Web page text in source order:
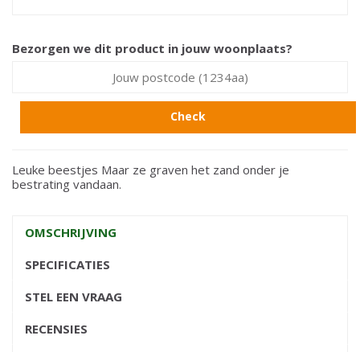
Bezorgen we dit product in jouw woonplaats?
Check
Leuke beestjes Maar ze graven het zand onder je
bestrating vandaan.
OMSCHRIJVING
SPECIFICATIES
STEL EEN VRAAG
RECENSIES